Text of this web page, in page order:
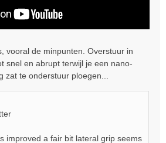
vooral de minpunten. Overstuur in
snel en abrupt terwijl je een nano-
zat te onderstuur ploegen...
improved a fair bit lateral grip seems